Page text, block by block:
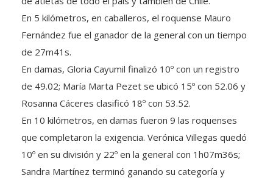
En 5 kilómetros, en caballeros, el roquense Mauro
Fernández fue el ganador de la general con un tiempo
de 27m41s.
En damas, Gloria Cayumil finalizó 10º con un registro
de 49.02; María Marta Pezet se ubicó 15º con 52.06 y
Rosanna Cáceres clasificó 18º con 53.52.
En 10 kilómetros, en damas fueron 9 las roquenses
que completaron la exigencia. Verónica Villegas quedó
10º en su división y 22º en la general con 1h07m36s;
Sandra Martínez terminó ganando su categoría y